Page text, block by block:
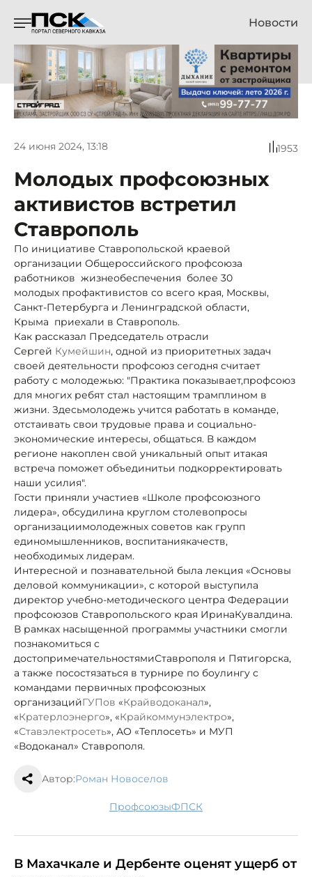
Новости
24 июня 2024, 13:18 1953
Молодых профсоюзных
активистов встретил
Ставрополь
По инициативе Ставропольской краевой
организации Общероссийского профсоюза
работников жизнеобеспечения более 30
молодых профактивистов со всего края, Москвы,
Санкт-Петербурга и Ленинградской области,
Крыма приехали в Ставрополь.
Как рассказал Председатель отрасли
Сергей Кумейшин, одной из приоритетных задач
своей деятельности профсоюз сегодня считает
работу с молодежью: "Практика показывает,профсоюз
для многих ребят стал настоящим трамплином в
жизни. Здесьмолодежь учится работать в команде,
отстаивать свои трудовые права и социально-
экономические интересы, общаться. В каждом
регионе накоплен свой уникальный опыт итакая
встреча поможет объединитьи подкорректировать
наши усилия".
Гости приняли участиев «Школе профсоюзного
лидера», обсудилина круглом столевопросы
организациимолодежных советов как групп
единомышленников, воспитаниякачеств,
необходимых лидерам.
Интересной и познавательной была лекция «Основы
деловой коммуникации», с которой выступила
директор учебно-методического центра Федерации
профсоюзов Ставропольского края ИринаКувалдина.
В рамках насыщенной программы участники смогли
познакомиться с
достопримечательностямиСтаврополя и Пятигорска,
а также посостязаться в турнире по боулингу с
командами первичных профсоюзных
организацийГУПов «Крайводоканал»,
«Кратерлоэнерго», «Крайкоммунэлектро»,
«Ставэлектросеть», АО «Теплосеть» и МУП
«Водоканал» Ставрополя.
Автор:Роман Новоселов
профсоюзы ФПСК
В Махачкале и Дербенте оценят ущерб от